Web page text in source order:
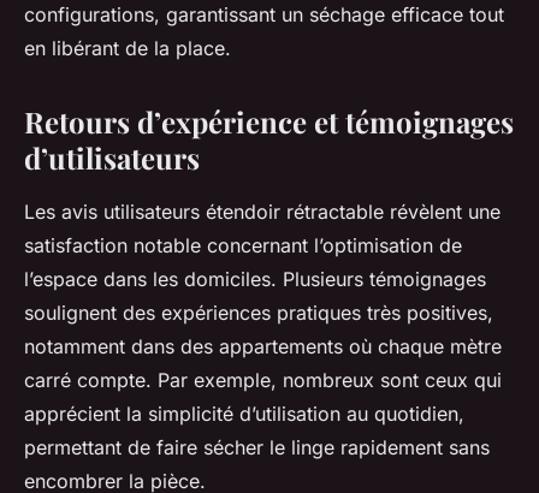
configurations, garantissant un séchage efficace tout
en libérant de la place.
Retours d’expérience et témoignages
d’utilisateurs
Les avis utilisateurs étendoir rétractable révèlent une
satisfaction notable concernant l’optimisation de
l’espace dans les domiciles. Plusieurs témoignages
soulignent des expériences pratiques très positives,
notamment dans des appartements où chaque mètre
carré compte. Par exemple, nombreux sont ceux qui
apprécient la simplicité d’utilisation au quotidien,
permettant de faire sécher le linge rapidement sans
encombrer la pièce.